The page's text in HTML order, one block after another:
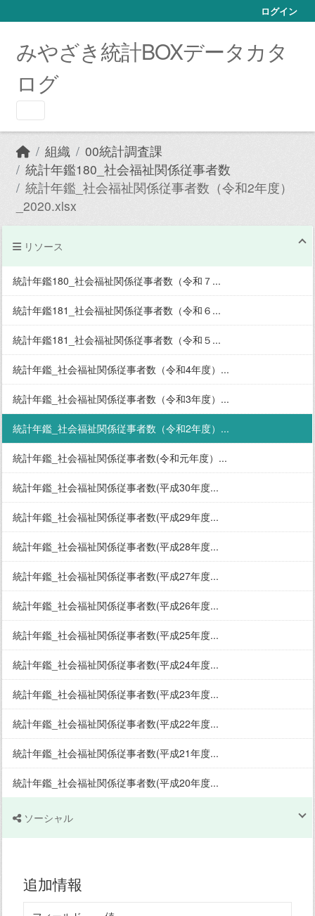
ログイン
みやざき統計BOXデータカタ
ログ
組織
00統計調査課
統計年鑑180_社会福祉関係従事者数
統計年鑑_社会福祉関係従事者数（令和2年度）
_2020.xlsx
リソース
統計年鑑180_社会福祉関係従事者数（令和７...
統計年鑑181_社会福祉関係従事者数（令和６...
統計年鑑181_社会福祉関係従事者数（令和５...
統計年鑑_社会福祉関係従事者数（令和4年度）...
統計年鑑_社会福祉関係従事者数（令和3年度）...
統計年鑑_社会福祉関係従事者数（令和2年度）...
統計年鑑_社会福祉関係従事者数(令和元年度）...
統計年鑑_社会福祉関係従事者数(平成30年度...
統計年鑑_社会福祉関係従事者数(平成29年度...
統計年鑑_社会福祉関係従事者数(平成28年度...
統計年鑑_社会福祉関係従事者数(平成27年度...
統計年鑑_社会福祉関係従事者数(平成26年度...
統計年鑑_社会福祉関係従事者数(平成25年度...
統計年鑑_社会福祉関係従事者数(平成24年度...
統計年鑑_社会福祉関係従事者数(平成23年度...
統計年鑑_社会福祉関係従事者数(平成22年度...
統計年鑑_社会福祉関係従事者数(平成21年度...
統計年鑑_社会福祉関係従事者数(平成20年度...
ソーシャル
追加情報